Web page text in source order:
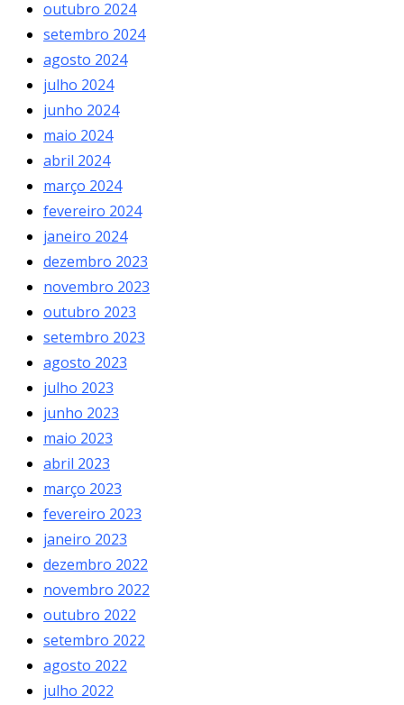
outubro 2024
setembro 2024
agosto 2024
julho 2024
junho 2024
maio 2024
abril 2024
março 2024
fevereiro 2024
janeiro 2024
dezembro 2023
novembro 2023
outubro 2023
setembro 2023
agosto 2023
julho 2023
junho 2023
maio 2023
abril 2023
março 2023
fevereiro 2023
janeiro 2023
dezembro 2022
novembro 2022
outubro 2022
setembro 2022
agosto 2022
julho 2022